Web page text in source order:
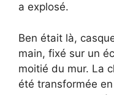
a explosé.
Ben était là,
main, fixé sur un
moitié du mur. La
été transformée